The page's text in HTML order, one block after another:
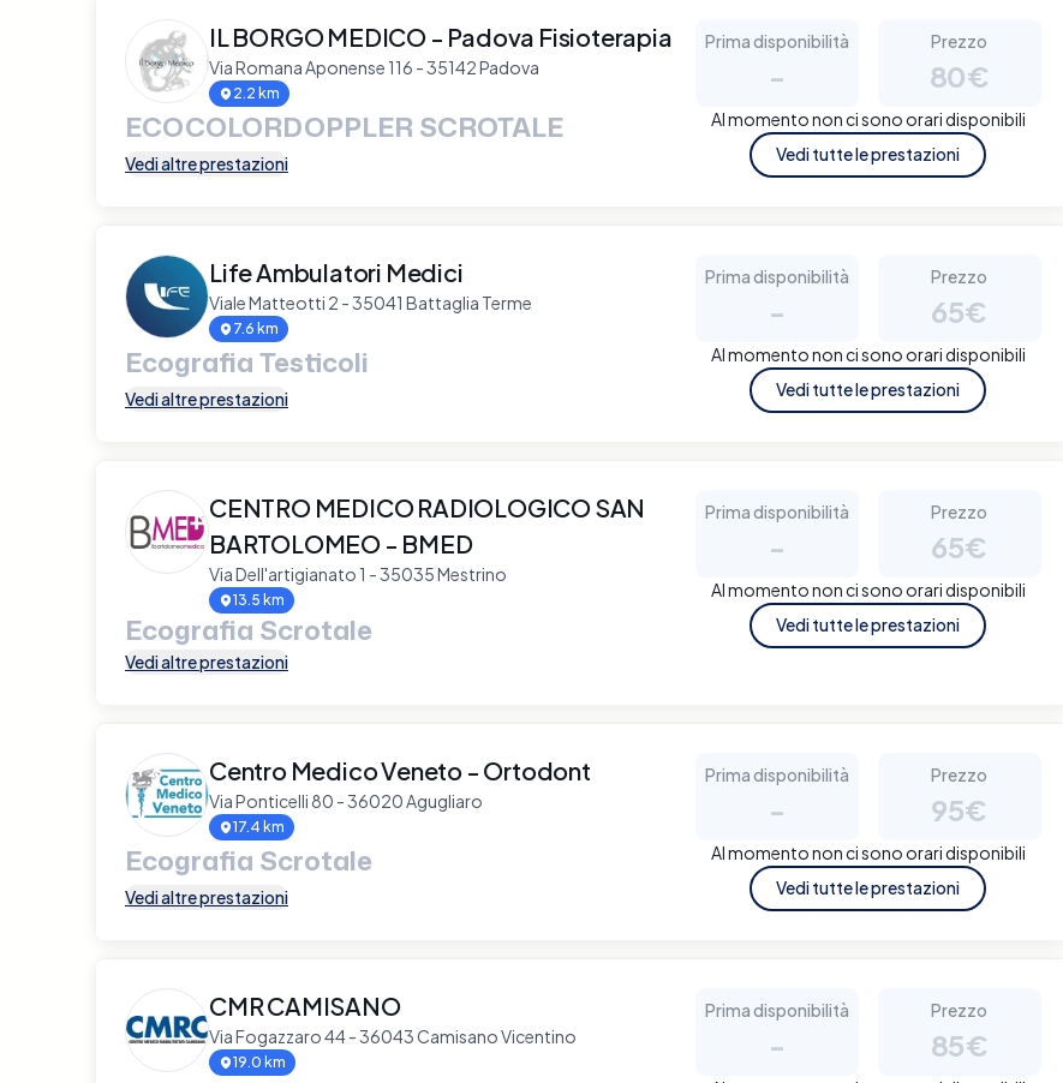
IL BORGO MEDICO - Padova Fisioterapia
Via Romana Aponense 116 - 35142 Padova
2.2 km
ECOCOLORDOPPLER SCROTALE
Vedi altre prestazioni
Prima disponibilità
-
Prezzo
80€
Al momento non ci sono orari disponibili
Vedi tutte le prestazioni
Life Ambulatori Medici
Viale Matteotti 2 - 35041 Battaglia Terme
7.6 km
Ecografia Testicoli
Vedi altre prestazioni
Prima disponibilità
-
Prezzo
65€
Al momento non ci sono orari disponibili
Vedi tutte le prestazioni
CENTRO MEDICO RADIOLOGICO SAN
BARTOLOMEO - BMED
Via Dell'artigianato 1 - 35035 Mestrino
13.5 km
Ecografia Scrotale
Vedi altre prestazioni
Prima disponibilità
-
Prezzo
65€
Al momento non ci sono orari disponibili
Vedi tutte le prestazioni
Centro Medico Veneto - Ortodont
Via Ponticelli 80 - 36020 Agugliaro
17.4 km
Ecografia Scrotale
Vedi altre prestazioni
Prima disponibilità
-
Prezzo
95€
Al momento non ci sono orari disponibili
Vedi tutte le prestazioni
CMR CAMISANO
Via Fogazzaro 44 - 36043 Camisano Vicentino
19.0 km
Prima disponibilità
-
Prezzo
85€